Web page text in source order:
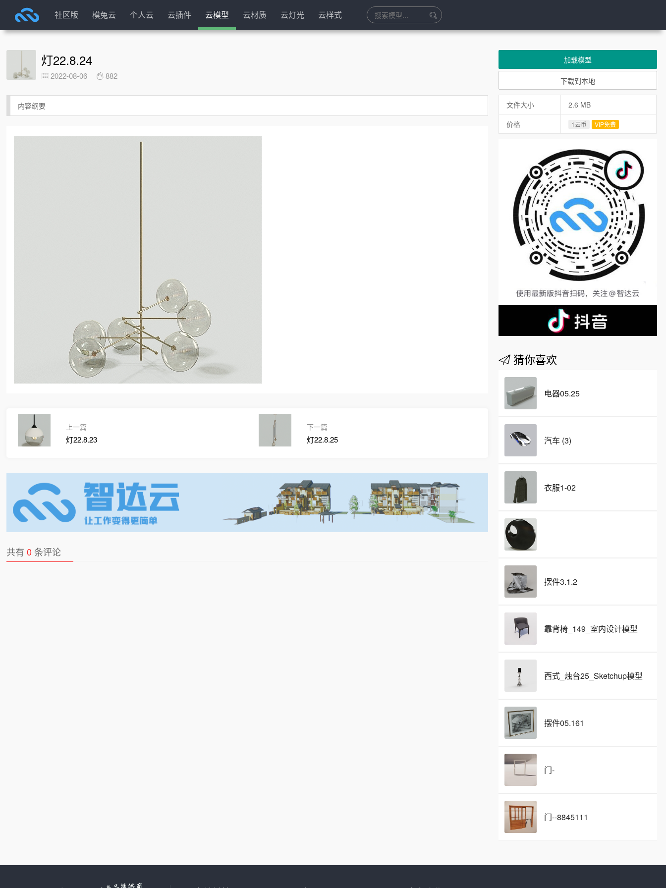
社区版 模兔云 个人云 云插件 云模型 云材质 云灯光 云样式
灯22.8.24
2022-08-06 882
内容纲要
上一篇
灯22.8.23
下一篇
灯22.8.25
共有0 条评论
加载模型
下载到本地
文件大小
2.6 MB
价格
1云币 VIP免费
猜你喜欢
电器05.25
汽车 (3)
衣服1-02
摆件3.1.2
靠背椅_149_室内设计模型
西式_烛台25_Sketchup模型
摆件05.161
门-
门--8845111